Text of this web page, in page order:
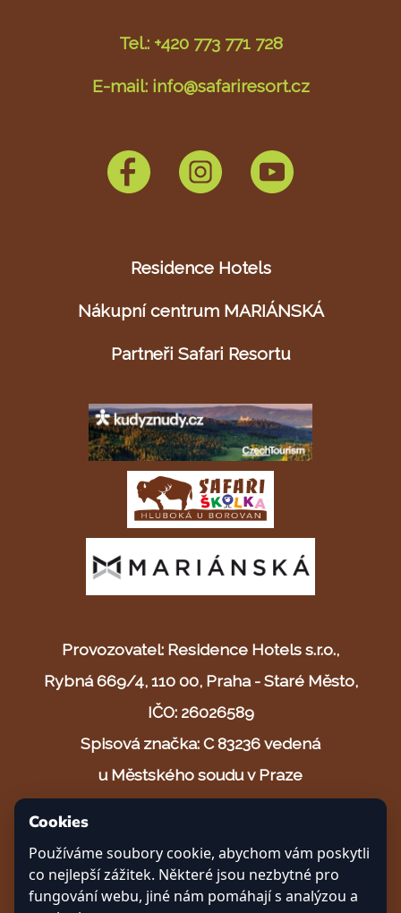
Tel.: +420 773 771 728
E-mail: info@safariresort.cz
Residence Hotels
Nákupní centrum MARIÁNSKÁ
Partneři Safari Resortu
Provozovatel: Residence Hotels s.r.o.,
Rybná 669/4, 110 00, Praha - Staré Město,
IČO: 26026589
Spisová značka: C 83236 vedená
u Městského soudu v Praze
Vytvořeno s ❤ v Českých Budějovicích
Cookies
Používáme soubory cookie, abychom vám poskytli
co nejlepší zážitek. Některé jsou nezbytné pro
fungování webu, jiné nám pomáhají s analýzou a